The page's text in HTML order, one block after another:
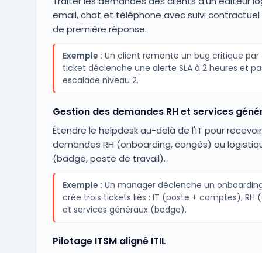
email, chat et téléphone avec suivi contractuel
de première réponse.
Exemple : Un client remonte un bug critique par
ticket déclenche une alerte SLA à 2 heures et
escalade niveau 2.
Gestion des demandes RH et services
Étendre le helpdesk au-delà de l'IT pour
demandes RH (onboarding, congés) ou
(badge, poste de travail).
Exemple : Un manager déclenche un
crée trois tickets liés : IT (poste + comptes), RH
et services généraux (badge).
Pilotage ITSM aligné ITIL